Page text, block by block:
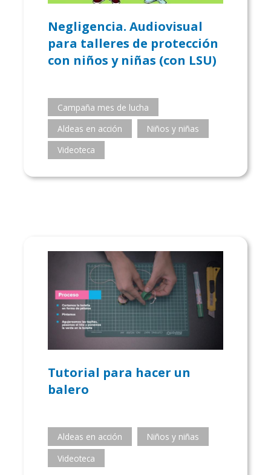
Negligencia. Audiovisual
para talleres de protección
con niños y niñas (con LSU)
Campaña mes de lucha
Aldeas en acción
Niños y niñas
Videoteca
Tutorial para hacer un
balero
Aldeas en acción
Niños y niñas
Videoteca